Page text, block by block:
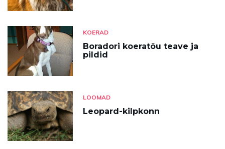
KOERAD
Boradori koeratõu teave ja
pildid
LOOMAD
Leopard-kilpkonn